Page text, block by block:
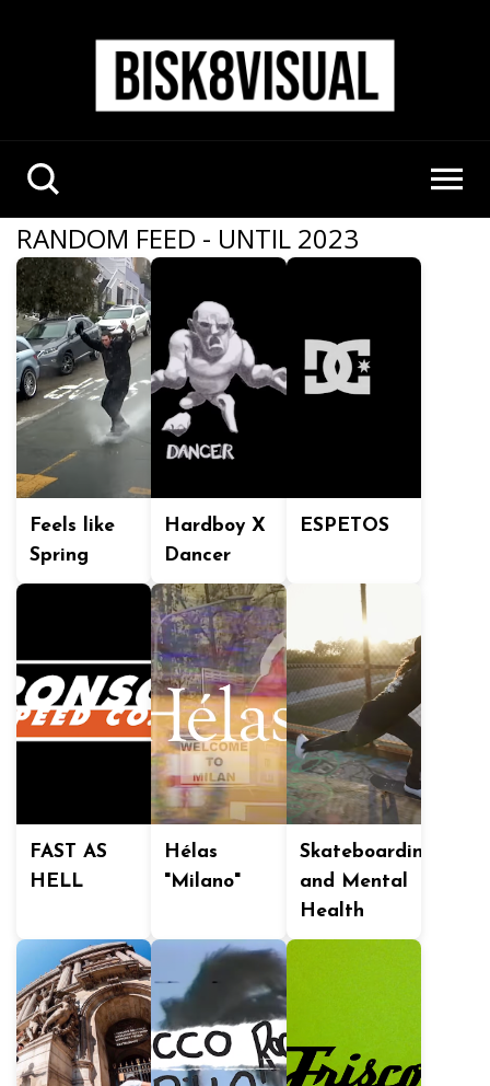
RANDOM FEED - UNTIL 2023
Feels like
Spring
Hardboy X
Dancer
ESPETOS
FAST AS
HELL
Hélas
"Milano"
Skateboarding
and Mental
Health